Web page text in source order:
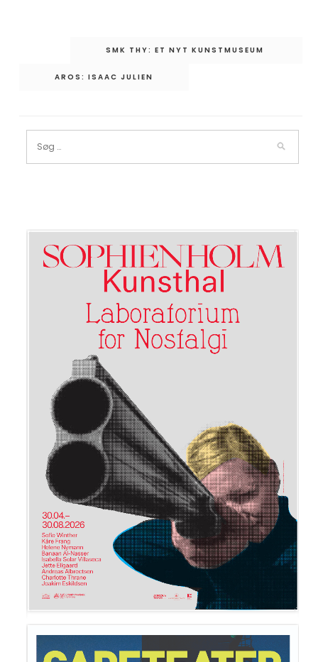
IndlægsnavigationSMK THY: ET NYT KUNSTMUSEUM
AROS: ISAAC JULIEN